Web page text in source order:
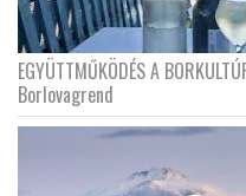
EGYÜTTMŰKÖDÉS A
Borlovagrend